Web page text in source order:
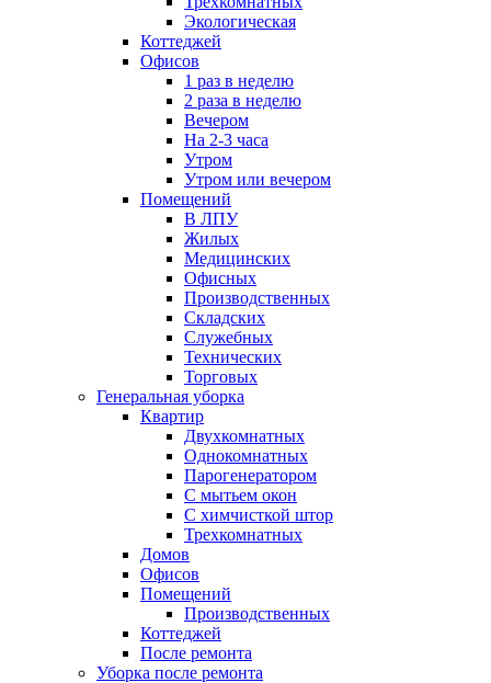
Экологическая
Коттеджей
Офисов
1 раз в неделю
2 раза в неделю
Вечером
На 2-3 часа
Утром
Утром или вечером
Помещений
В ЛПУ
Жилых
Медицинских
Офисных
Производственных
Складских
Служебных
Технических
Торговых
Генеральная уборка
Квартир
Двухкомнатных
Однокомнатных
Парогенератором
С мытьем окон
С химчисткой штор
Трехкомнатных
Домов
Офисов
Помещений
Производственных
Коттеджей
После ремонта
Уборка после ремонта